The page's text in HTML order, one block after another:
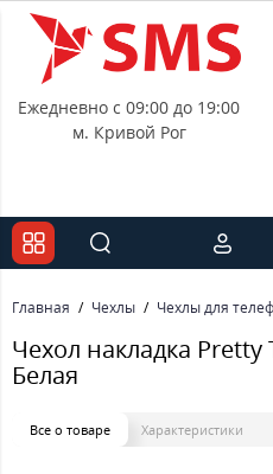
Ежедневно с 09:00 до 19:00
м. Кривой Рог
Главная Чехлы Чехлы для
Чехол накладка Pretty
Белая
Все о товаре Характеристики